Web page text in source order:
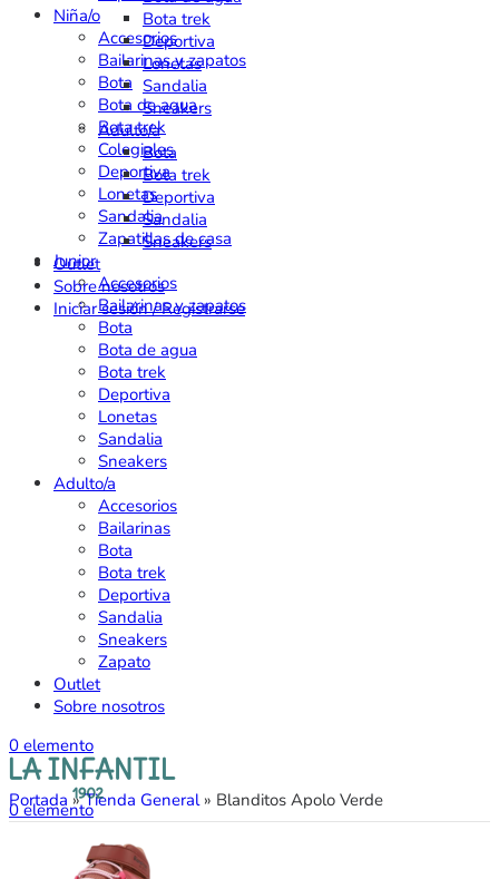
Niña/o
Accesorios
Bailarinas y zapatos
Bota
Bota de agua
Bota trek
Colegiales
Deportiva
Lonetas
Sandalia
Zapatillas de casa
Junior
Accesorios
Bailarinas y zapatos
Bota
Bota de agua
Bota trek
Deportiva
Lonetas
Sandalia
Sneakers
Adulto/a
Accesorios
Bailarinas
Bota
Bota trek
Deportiva
Sandalia
Sneakers
Zapato
Outlet
Sobre nosotros
0 elemento
0elemento
Portada »Tienda General» Blanditos Apolo Verde
Bota trek
Deportiva
Lonetas
Sandalia
Sneakers
Adulto/a
Bota
Bota trek
Deportiva
Sandalia
Sneakers
Outlet
Sobre nosotros
Iniciar sesión / Registrarse